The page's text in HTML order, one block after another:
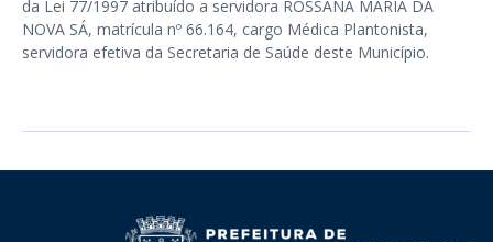
da Lei 77/1997 atribuído a servidora ROSSANA MARIA DA
NOVA SÁ, matrícula nº 66.164, cargo Médica Plantonista,
servidora efetiva da Secretaria de Saúde deste Município.